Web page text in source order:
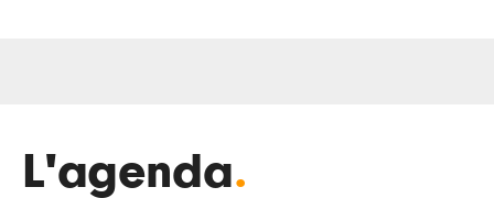
L'agenda.